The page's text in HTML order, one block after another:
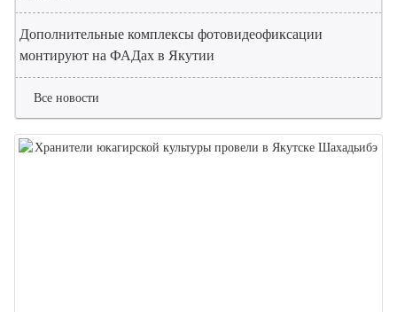
Дополнительные комплексы фотовидеофиксации
монтируют на ФАДах в Якутии
Все новости